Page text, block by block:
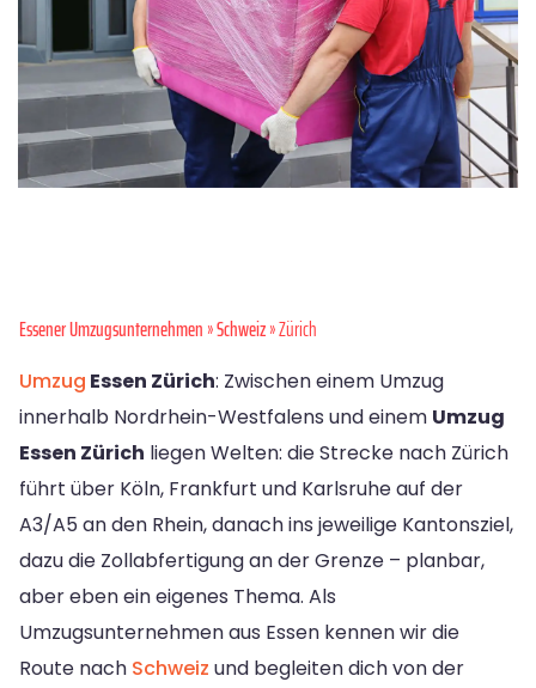
Essener Umzugsunternehmen»Schweiz» Zürich
Umzug Essen Zürich: Zwischen einem Umzug
innerhalb Nordrhein-Westfalens und einem Umzug
Essen Zürich liegen Welten: die Strecke nach Zürich
führt über Köln, Frankfurt und Karlsruhe auf der
A3/A5 an den Rhein, danach ins jeweilige Kantonsziel,
dazu die Zollabfertigung an der Grenze – planbar,
aber eben ein eigenes Thema. Als
Umzugsunternehmen aus Essen kennen wir die
Route nach Schweiz und begleiten dich von der